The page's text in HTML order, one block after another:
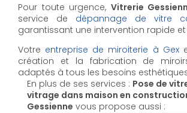
Pour toute urgence, Vitrerie
service de dépannage de vitre
garantissant une intervention rapide
Votre entreprise de miroiterie à Gex
création et la fabrication de
adaptés à tous les besoins
En plus de ses services : Pose de
vitrage dans maison en
Gessienne vous propose aussi :